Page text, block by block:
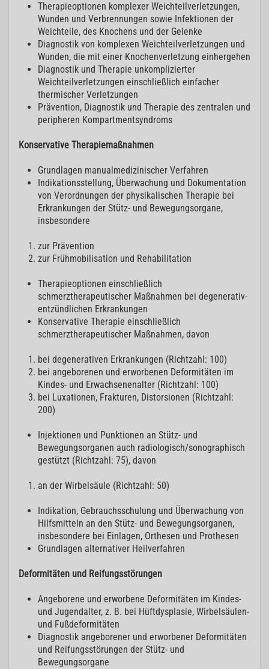
Therapieoptionen komplexer Weichteilverletzungen,
Wunden und Verbrennungen sowie Infektionen der
Weichteile, des Knochens und der Gelenke
Diagnostik von komplexen Weichteilverletzungen und
Wunden, die mit einer Knochenverletzung einhergehen
Diagnostik und Therapie unkomplizierter
Weichteilverletzungen einschließlich einfacher
thermischer Verletzungen
Prävention, Diagnostik und Therapie des zentralen und
peripheren Kompartmentsyndroms
Konservative Therapiemaßnahmen
Grundlagen manualmedizinischer Verfahren
Indikationsstellung, Überwachung und Dokumentation
von Verordnungen der physikalischen Therapie bei
Erkrankungen der Stütz- und Bewegungsorgane,
insbesondere
zur Prävention
zur Frühmobilisation und Rehabilitation
Therapieoptionen einschließlich
schmerztherapeutischer Maßnahmen bei degenerativ-
entzündlichen Erkrankungen
Konservative Therapie einschließlich
schmerztherapeutischer Maßnahmen, davon
bei degenerativen Erkrankungen (Richtzahl: 100)
bei angeborenen und erworbenen Deformitäten im
Kindes- und Erwachsenenalter (Richtzahl: 100)
bei Luxationen, Frakturen, Distorsionen (Richtzahl:
200)
Injektionen und Punktionen an Stütz- und
Bewegungsorganen auch radiologisch/sonographisch
gestützt (Richtzahl: 75), davon
an der Wirbelsäule (Richtzahl: 50)
Indikation, Gebrauchsschulung und Überwachung von
Hilfsmitteln an den Stütz- und Bewegungsorganen,
insbesondere bei Einlagen, Orthesen und Prothesen
Grundlagen alternativer Heilverfahren
Deformitäten und Reifungsstörungen
Angeborene und erworbene Deformitäten im Kindes-
und Jugendalter, z. B. bei Hüftdysplasie, Wirbelsäulen-
und Fußdeformitäten
Diagnostik angeborener und erworbener Deformitäten
und Reifungsstörungen der Stütz- und
Bewegungsorgane